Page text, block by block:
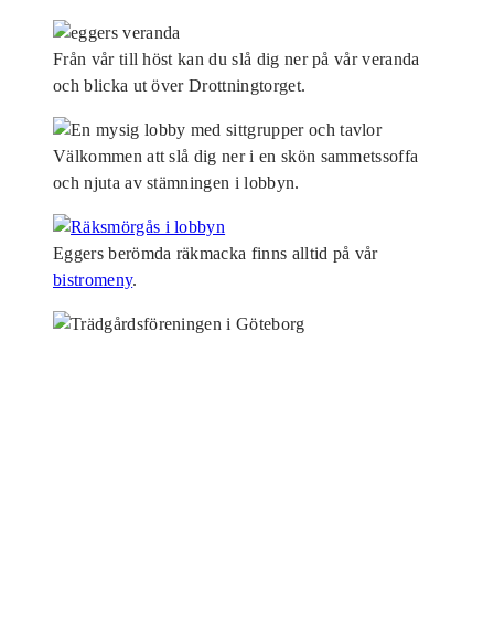
Från vår till höst kan du slå dig ner på vår veranda
och blicka ut över Drottningtorget.
Välkommen att slå dig ner i en skön sammetssoffa
och njuta av stämningen i lobbyn.
Eggers berömda räkmacka finns alltid på vår
bistromeny.